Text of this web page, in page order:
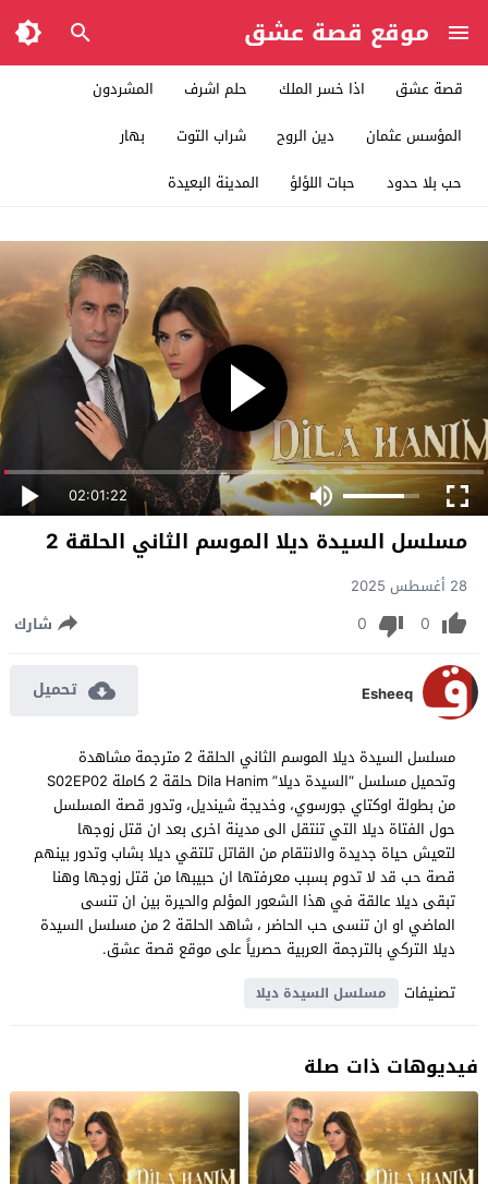
موقع قصة عشق
قصة عشق اذا خسر الملك حلم اشرف
المشردون
المؤسس عثمان
دين الروح شراب التوت
بهار
حب بلا حدود
حبات اللؤلؤ المدينة البعيدة
02:01:22
مسلسل السيدة ديلا الموسم الثاني الحلقة 2
28 أغسطس 2025
0
0 شارك
Esheeq تحميل
مسلسل السيدة ديلا الموسم الثاني الحلقة 2 مترجمة مشاهدة
وتحميل مسلسل “السيدة ديلا” Dila Hanim حلقة 2 كاملة S02EP02
من بطولة اوكتاي جورسوي، وخديجة شينديل، وتدور قصة المسلسل
حول الفتاة ديلا التي تنتقل الى مدينة اخرى بعد ان قتل زوجها
لتعيش حياة جديدة والانتقام من القاتل تلتقي ديلا بشاب وتدور بينهم
قصة حب قد لا تدوم بسبب معرفتها ان حبيبها من قتل زوجها وهنا
تبقى ديلا عالقة في هذا الشعور المؤلم والحيرة بين ان تنسى
الماضي او ان تنسى حب الحاضر ، شاهد الحلقة 2 من مسلسل السيدة
ديلا التركي بالترجمة العربية حصرياً على موقع قصة عشق.
تصنيفات
مسلسل السيدة ديلا
فيديوهات ذات صلة